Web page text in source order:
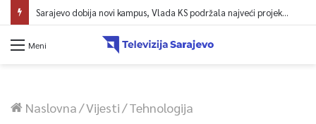
Sarajevo dobija novi kampus, Vlada KS podržala najveći projekt u historiji UNSA
Meni
Naslovna/Vijesti/Tehnologija